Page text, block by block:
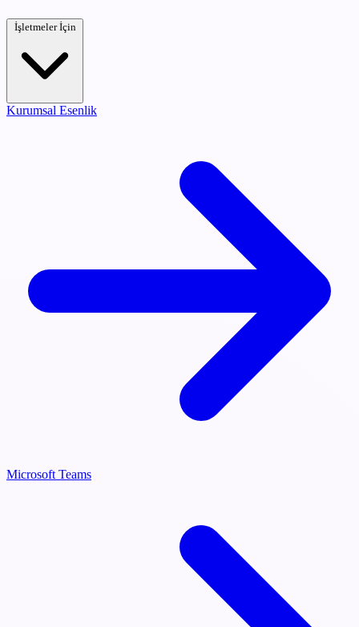
İşletmeler İçin
Kurumsal Esenlik
Microsoft Teams